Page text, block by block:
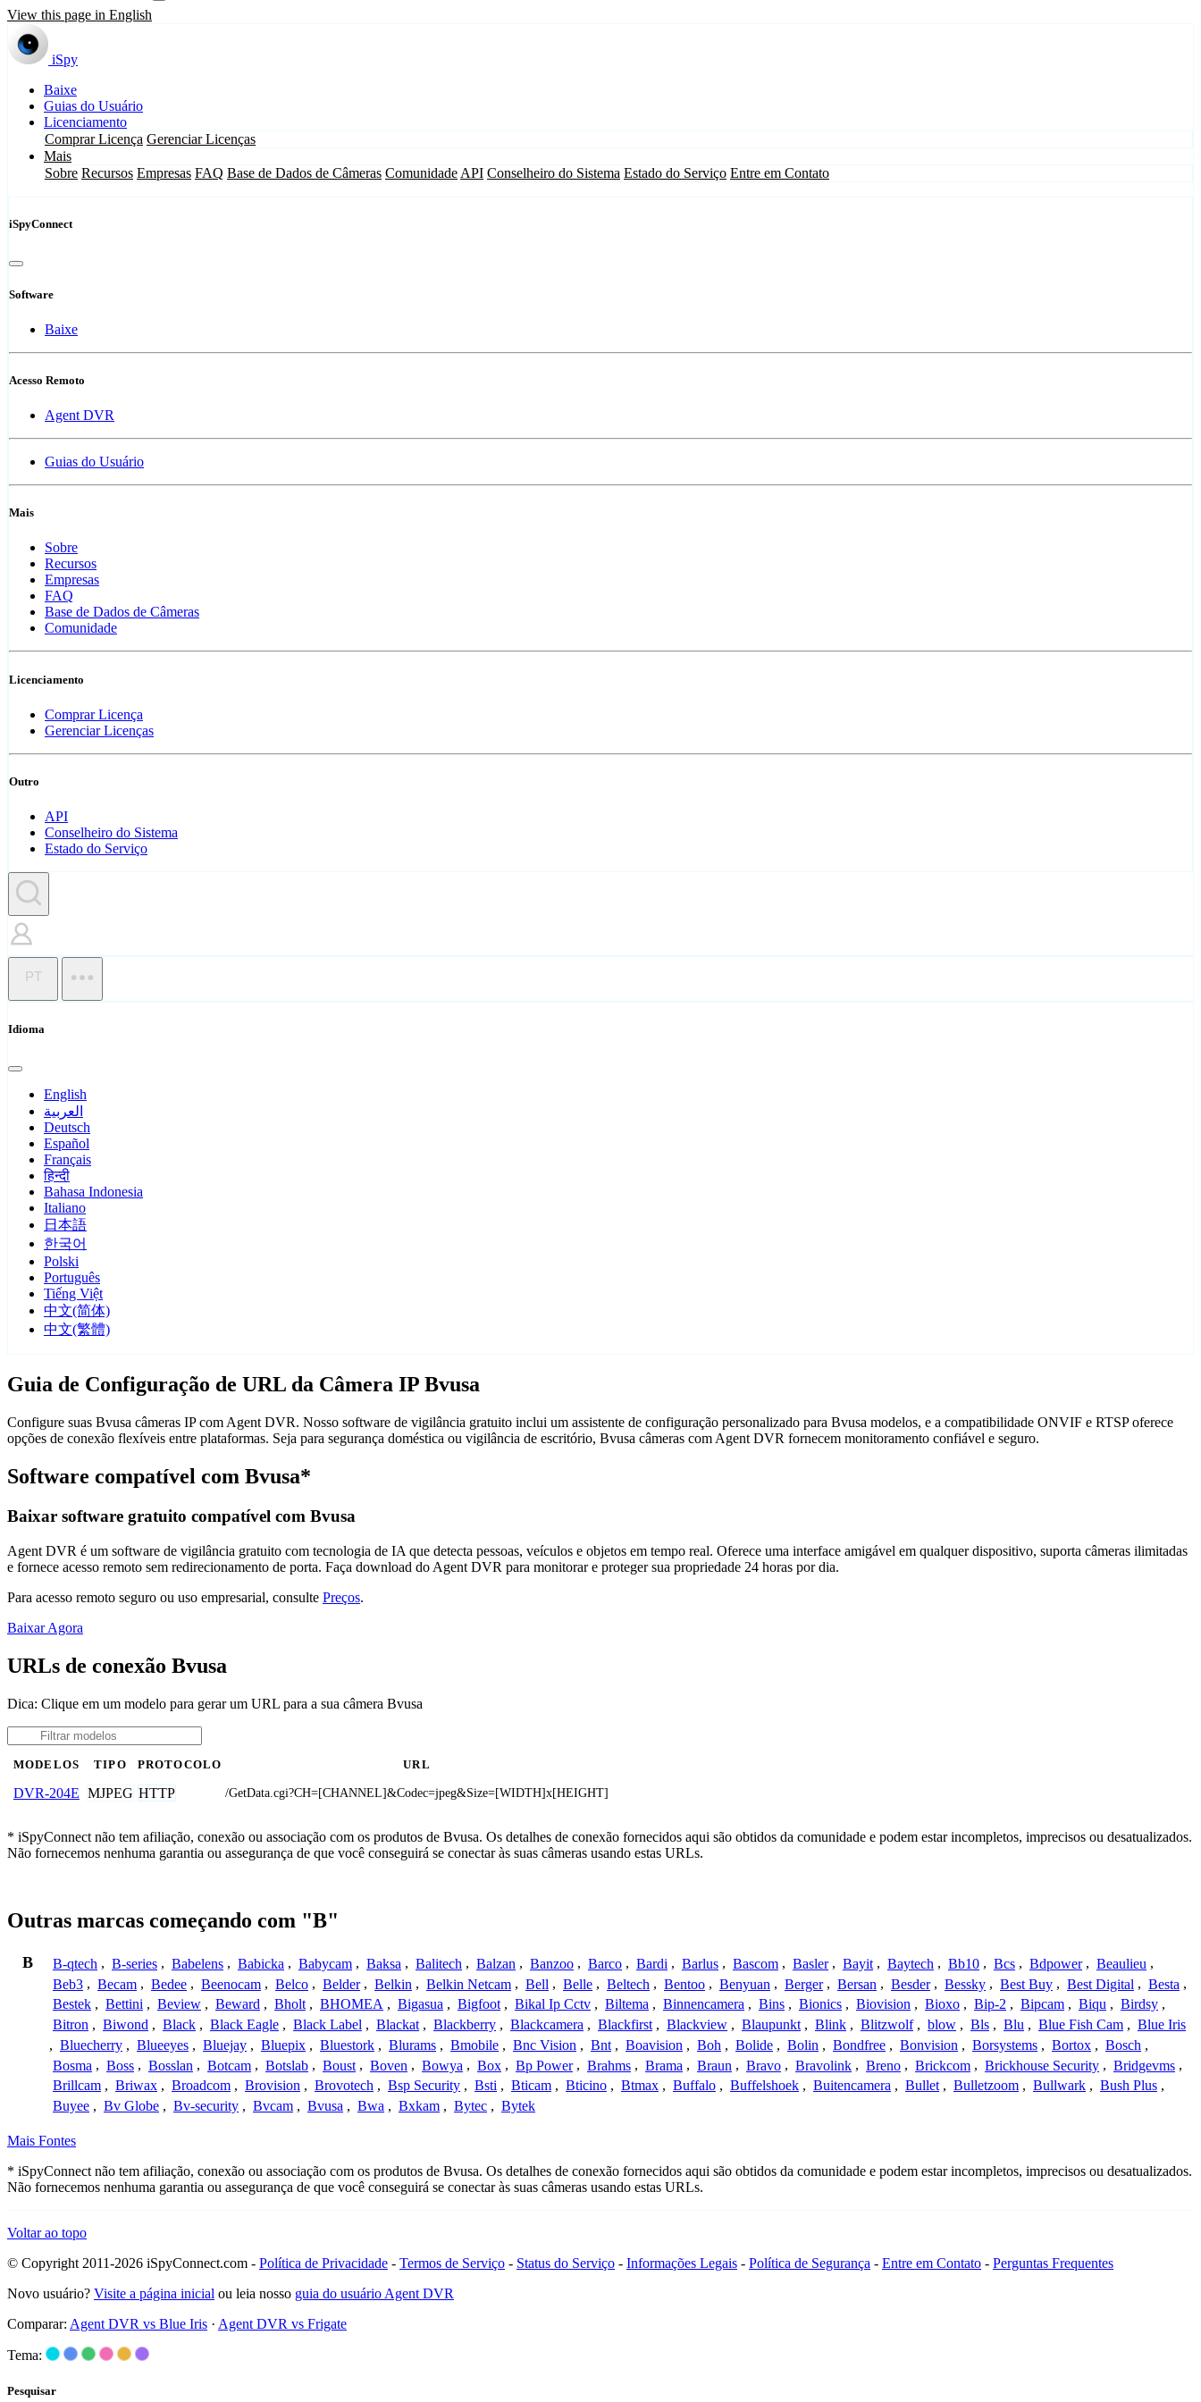
View this page in English
iSpy
Baixe
Guias do Usuário
Licenciamento
Comprar Licença Gerenciar Licenças
Mais
Sobre Recursos Empresas FAQ Base de Dados de Câmeras Comunidade API Conselheiro do Sistema Estado do Serviço Entre em Contato
iSpyConnect
Software
Baixe
Acesso Remoto
Agent DVR
Guias do Usuário
Mais
Sobre
Recursos
Empresas
FAQ
Base de Dados de Câmeras
Comunidade
Licenciamento
Comprar Licença
Gerenciar Licenças
Outro
API
Conselheiro do Sistema
Estado do Serviço
PT
Idioma
English
العربية
Deutsch
Español
Français
हिन्दी
Bahasa Indonesia
Italiano
日本語
한국어
Polski
Português
Tiếng Việt
中文(简体)
中文(繁體)
Guia de Configuração de URL da Câmera IP Bvusa
Configure suas Bvusa câmeras IP com Agent DVR. Nosso software de vigilância gratuito inclui um assistente de configuração personalizado para Bvusa modelos, e a compatibilidade ONVIF e RTSP oferece
opções de conexão flexíveis entre plataformas. Seja para segurança doméstica ou vigilância de escritório, Bvusa câmeras com Agent DVR fornecem monitoramento confiável e seguro.
Software compatível com Bvusa*
Baixar software gratuito compatível com Bvusa
Agent DVR é um software de vigilância gratuito com tecnologia de IA que detecta pessoas, veículos e objetos em tempo real. Oferece uma interface amigável em qualquer dispositivo, suporta câmeras ilimitadas
e fornece acesso remoto sem redirecionamento de porta. Faça download do Agent DVR para monitorar e proteger sua propriedade 24 horas por dia.
Para acesso remoto seguro ou uso empresarial, consulte Preços.
Baixar Agora
URLs de conexão Bvusa
Dica: Clique em um modelo para gerar um URL para a sua câmera Bvusa
MODELOS TIPO PROTOCOLO URL
DVR-204E MJPEG HTTP /GetData.cgi?CH=[CHANNEL]&Codec=jpeg&Size=[WIDTH]x[HEIGHT]
* iSpyConnect não tem afiliação, conexão ou associação com os produtos de Bvusa. Os detalhes de conexão fornecidos aqui são obtidos da comunidade e podem estar incompletos, imprecisos ou desatualizados.
Não fornecemos nenhuma garantia ou assegurança de que você conseguirá se conectar às suas câmeras usando estas URLs.
Outras marcas começando com "B"
B B-qtech , B-series , Babelens , Babicka , Babycam , Baksa , Balitech , Balzan , Banzoo , Barco , Bardi , Barlus , Bascom , Basler , Bayit , Baytech , Bb10 , Bcs , Bdpower , Beaulieu ,
Beb3 , Becam , Bedee , Beenocam , Belco , Belder , Belkin , Belkin Netcam , Bell , Belle , Beltech , Bentoo , Benyuan , Berger , Bersan , Besder , Bessky , Best Buy , Best Digital , Besta ,
Bestek , Bettini , Beview , Beward , Bholt , BHOMEA , Bigasua , Bigfoot , Bikal Ip Cctv , Biltema , Binnencamera , Bins , Bionics , Biovision , Bioxo , Bip-2 , Bipcam , Biqu , Birdsy ,
Bitron , Biwond , Black , Black Eagle , Black Label , Blackat , Blackberry , Blackcamera , Blackfirst , Blackview , Blaupunkt , Blink , Blitzwolf , blow , Bls , Blu , Blue Fish Cam , Blue Iris
, Bluecherry , Blueeyes , Bluejay , Bluepix , Bluestork , Blurams , Bmobile , Bnc Vision , Bnt , Boavision , Boh , Bolide , Bolin , Bondfree , Bonvision , Borsystems , Bortox , Bosch ,
Bosma , Boss , Bosslan , Botcam , Botslab , Boust , Boven , Bowya , Box , Bp Power , Brahms , Brama , Braun , Bravo , Bravolink , Breno , Brickcom , Brickhouse Security , Bridgevms ,
Brillcam , Briwax , Broadcom , Brovision , Brovotech , Bsp Security , Bsti , Bticam , Bticino , Btmax , Buffalo , Buffelshoek , Buitencamera , Bullet , Bulletzoom , Bullwark , Bush Plus ,
Buyee , Bv Globe , Bv-security , Bvcam , Bvusa , Bwa , Bxkam , Bytec , Bytek
Mais Fontes
* iSpyConnect não tem afiliação, conexão ou associação com os produtos de Bvusa. Os detalhes de conexão fornecidos aqui são obtidos da comunidade e podem estar incompletos, imprecisos ou desatualizados.
Não fornecemos nenhuma garantia ou assegurança de que você conseguirá se conectar às suas câmeras usando estas URLs.
Voltar ao topo
© Copyright 2011-2026 iSpyConnect.com - Política de Privacidade - Termos de Serviço - Status do Serviço - Informações Legais - Política de Segurança - Entre em Contato - Perguntas Frequentes
Novo usuário? Visite a página inicial ou leia nosso guia do usuário Agent DVR
Comparar: Agent DVR vs Blue Iris · Agent DVR vs Frigate
Tema:
Pesquisar